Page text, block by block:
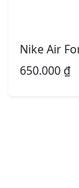
650.000₫